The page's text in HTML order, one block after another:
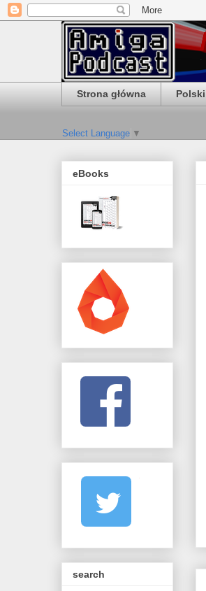
Strona główna Polski
Select Language ▼
eBooks
search